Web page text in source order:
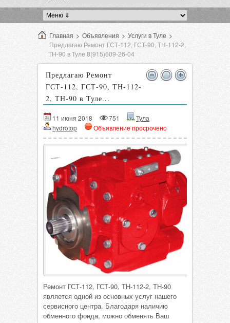
Главная > Объявления > Услуги в Туле >
Предлагаю Ремонт ГСТ-112, ГСТ-90, ТН-112-2,
ТН-90 в Туле 8(915)609-26-04
Предлагаю Ремонт
ГСТ-112, ГСТ-90, ТН-112-
2, ТН-90 в Туле...
11 июня 2018 751
Тула
hydrotop
Объявление просрочено
Ремонт ГСТ-112, ГСТ-90, ТН-112-2, ТН-90
является одной из основных услуг нашего
сервисного центра. Благодаря наличию
обменного фонда, можно обменять Ваш